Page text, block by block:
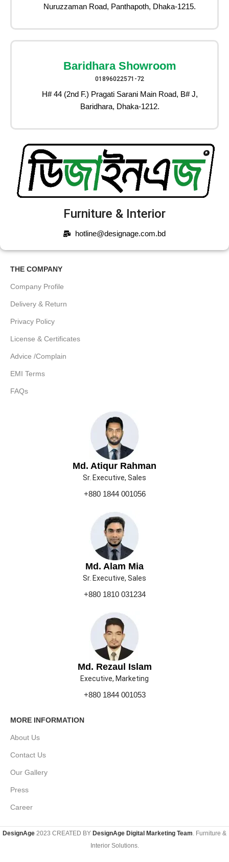
Nuruzzaman Road, Panthapoth, Dhaka-1215.
Baridhara Showroom
01896022571-72
H# 44 (2nd F.) Pragati Sarani Main Road, B# J,
Baridhara, Dhaka-1212.
Furniture & Interior
hotline@designage.com.bd
THE COMPANY
Company Profile
Delivery & Return
Privacy Policy
License & Certificates
Advice /Complain
EMI Terms
FAQs
Md. Atiqur Rahman
Sr. Executive, Sales
+880 1844 001056
Md. Alam Mia
Sr. Executive, Sales
+880 1810 031234
Md. Rezaul Islam
Executive, Marketing
+880 1844 001053
MORE INFORMATION
About Us
Contact Us
Our Gallery
Press
Career
DesignAge 2023 CREATED BY DesignAge Digital Marketing Team. Furniture &
Interior Solutions.